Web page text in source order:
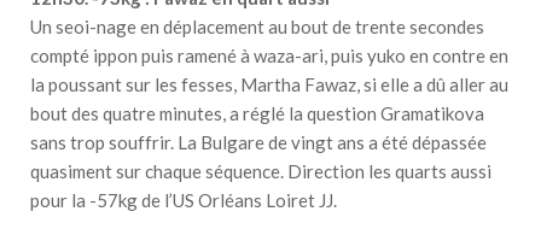
Un seoi-nage en déplacement au bout de trente secondes
compté ippon puis ramené à waza-ari, puis yuko en contre en
la poussant sur les fesses, Martha Fawaz, si elle a dû aller au
bout des quatre minutes, a réglé la question Gramatikova
sans trop souffrir. La Bulgare de vingt ans a été dépassée
quasiment sur chaque séquence. Direction les quarts aussi
pour la -57kg de l’US Orléans Loiret JJ.